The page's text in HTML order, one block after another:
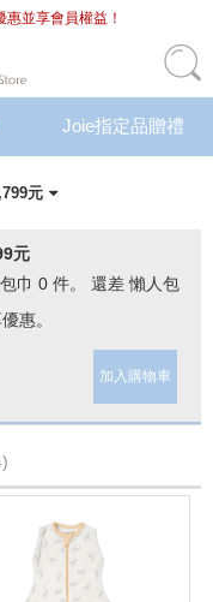
並享會員權益！
Joie指定品贈禮
元
元
巾 0 件。 還差 懶人包
惠。
加入購物車